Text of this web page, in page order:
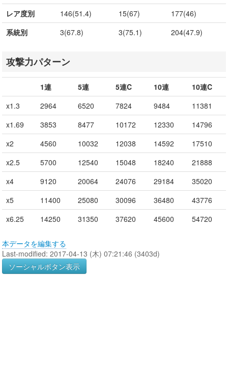
レア度別
146(51.4) 15(67)
177(46)
系統別
3(67.8) 3(75.1) 204(47.9)
攻撃力パターン
1連 5連 5連C 10連
10連C
x1.3
2964 6520 7824 9484
11381
x1.69
3853 8477 10172 12330
14796
x2
4560 10032 12038 14592
17510
x2.5
5700 12540 15048 18240
21888
x4
9120 20064 24076 29184
35020
x5
11400 25080 30096 36480
43776
x6.25
14250 31350 37620 45600 54720
本データを編集する
Last-modified: 2017-04-13 (木) 07:21:46 (3403d)
ソーシャルボタン表示